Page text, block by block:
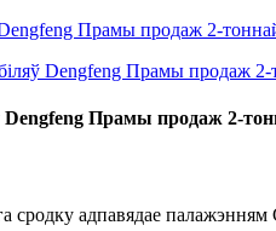
Прамы продаж 2-
сродку адпавядае